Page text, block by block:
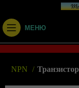
МЕНЮ
NPN